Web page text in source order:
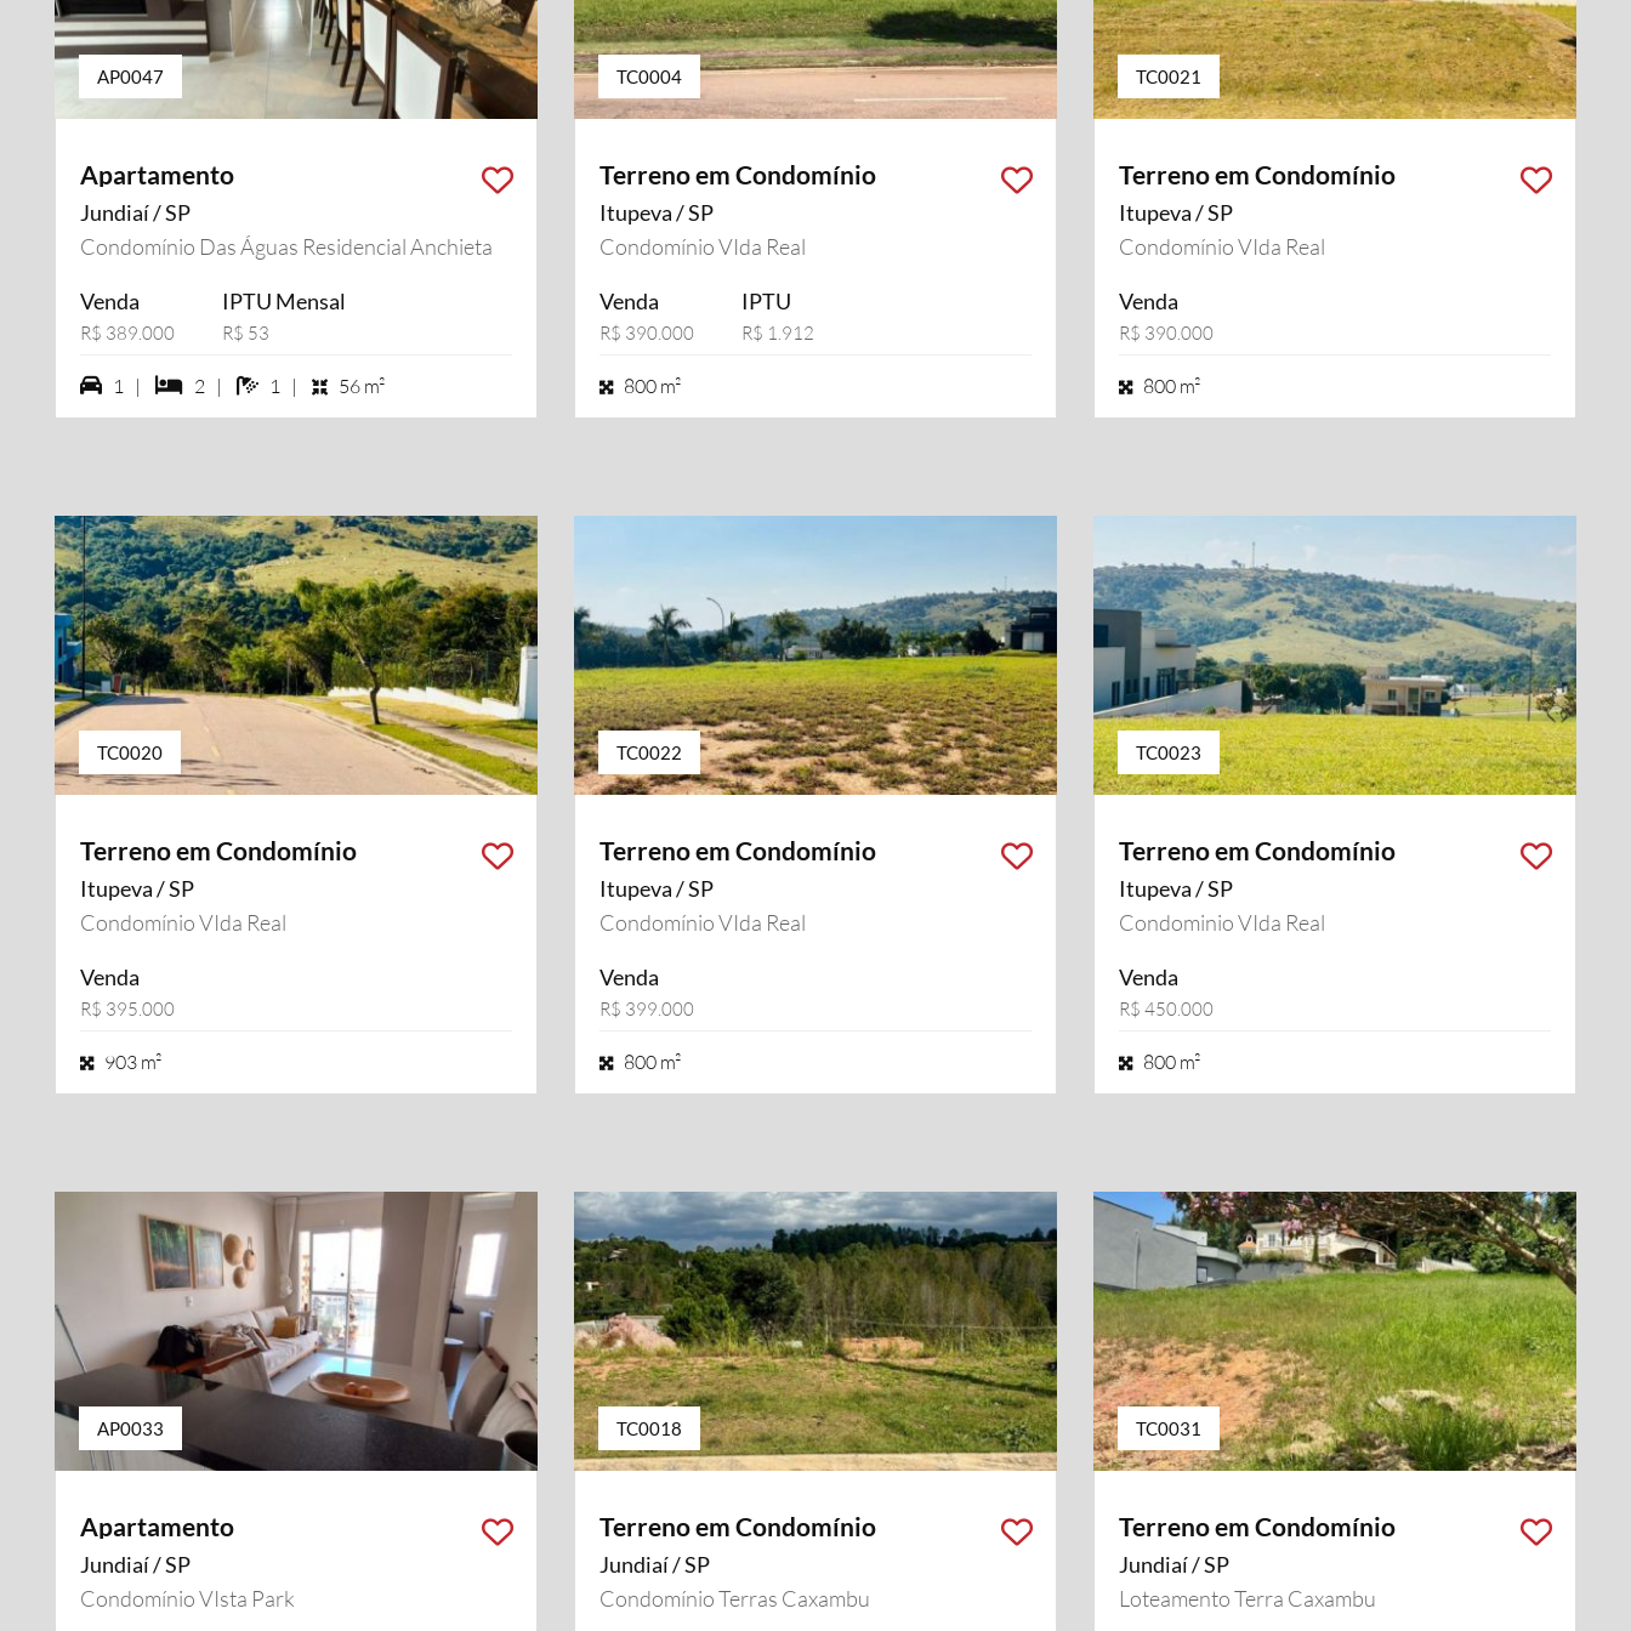
AP0047
Apartamento
Jundiaí / SP
Condomínio Das Águas Residencial Anchieta
Venda
R$ 389.000
IPTU Mensal
R$ 53
1 vagas na garagem
1 | 2 dormiórios
2 | 1 banheiros
1 | 56 m²
TC0004
Terreno em Condomínio
Itupeva / SP
Condomínio VIda Real
Venda
R$ 390.000
IPTU
R$ 1.912
800 m²
TC0021
Terreno em Condomínio
Itupeva / SP
Condomínio VIda Real
Venda
R$ 390.000
800 m²
TC0020
Terreno em Condomínio
Itupeva / SP
Condomínio VIda Real
Venda
R$ 395.000
903 m²
TC0022
Terreno em Condomínio
Itupeva / SP
Condomínio VIda Real
Venda
R$ 399.000
800 m²
TC0023
Terreno em Condomínio
Itupeva / SP
Condominio VIda Real
Venda
R$ 450.000
800 m²
AP0033
Apartamento
Jundiaí / SP
Condomínio VIsta Park
TC0018
Terreno em Condomínio
Jundiaí / SP
Condomínio Terras Caxambu
TC0031
Terreno em Condomínio
Jundiaí / SP
Loteamento Terra Caxambu